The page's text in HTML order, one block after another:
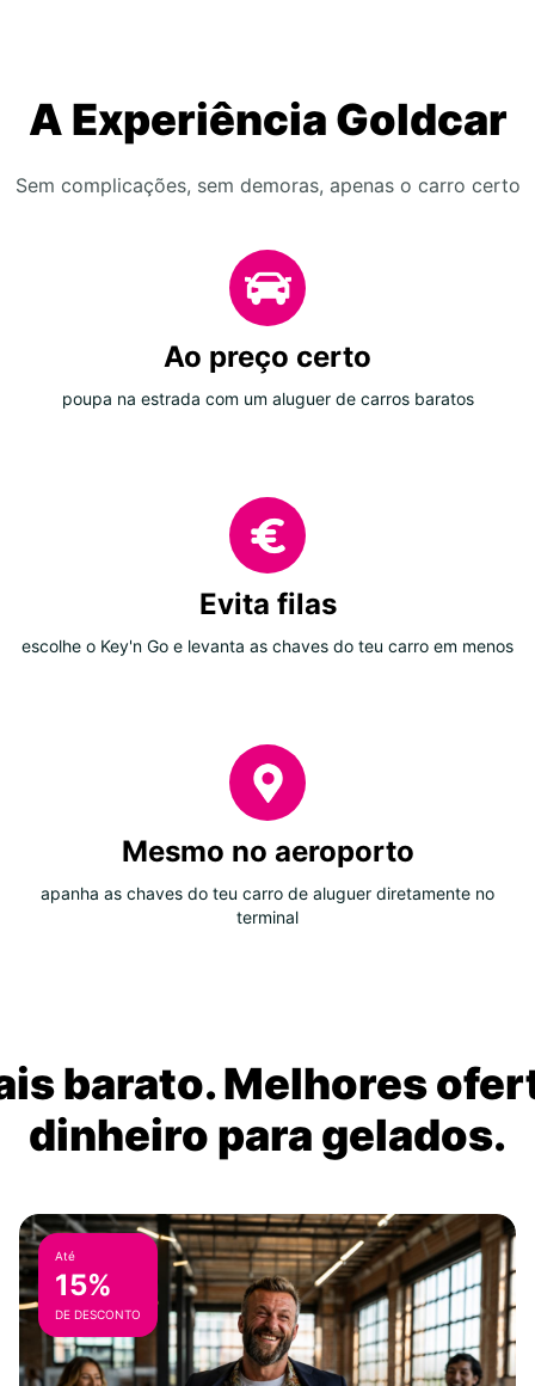
A Experiência Goldcar
Sem complicações, sem demoras, apenas o carro certo
Ao preço certo
poupa na estrada com um aluguer de carros baratos
Evita filas
escolhe o Key'n Go e levanta as chaves do teu carro em menos
Mesmo no aeroporto
apanha as chaves do teu carro de aluguer diretamente no
terminal
barato. Melhores
dinheiro para gelados.
Até
15%
DE DESCONTO